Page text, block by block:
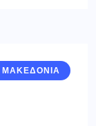
ΜΑΚΕΔΟΝΙΑ